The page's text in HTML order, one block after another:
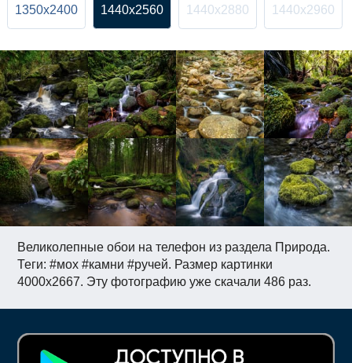
Великолепные обои на телефон из раздела Природа.
Теги: #мох #камни #ручей. Размер картинки
4000x2667. Эту фотографию уже скачали 486 раз.
1350x2400 1440x2560 1440x2880 1440x2960